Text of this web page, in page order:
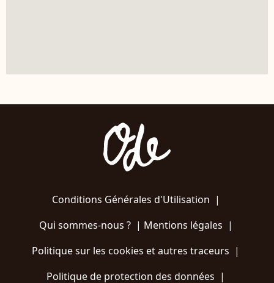
Conditions Générales d'Utilisation |
Qui sommes-nous ?| Mentions légales |
Politique sur les cookies et autres traceurs |
Politique de protection des données |